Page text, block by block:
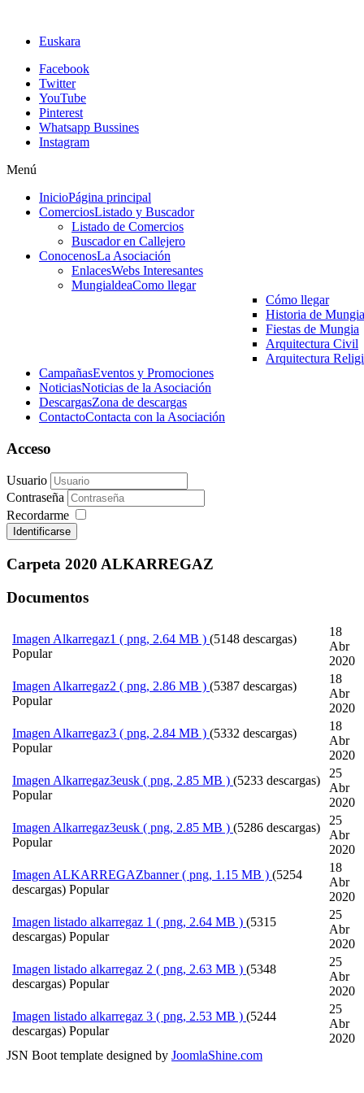
Euskara
Facebook
Twitter
YouTube
Pinterest
Whatsapp Bussines
Instagram
Menú
InicioPágina principal
ComerciosListado y Buscador
Listado de Comercios
Buscador en Callejero
ConocenosLa Asociación
EnlacesWebs Interesantes
MungialdeaComo llegar
Cómo llegar
Historia de Mungia
Fiestas de Mungia
Arquitectura Civil
Arquitectura
CampañasEventos y Promociones
NoticiasNoticias de la Asociación
DescargasZona de descargas
ContactoContacta con la Asociación
Acceso
Usuario
Contraseña
Recordarme
Identificarse
Carpeta 2020 ALKARREGAZ
Documentos
Imagen Alkarregaz1 ( png, 2.64 MB ) (5148 descargas)
Popular
18
Abr
2020
Imagen Alkarregaz2 ( png, 2.86 MB ) (5387 descargas)
Popular
18
Abr
2020
Imagen Alkarregaz3 ( png, 2.84 MB ) (5332 descargas)
Popular
18
Abr
2020
Imagen Alkarregaz3eusk ( png, 2.85 MB ) (5233 descargas)
Popular
25
Abr
2020
Imagen Alkarregaz3eusk ( png, 2.85 MB ) (5286 descargas)
Popular
25
Abr
2020
Imagen ALKARREGAZbanner ( png, 1.15 MB ) (5254
descargas) Popular
18
Abr
2020
Imagen listado alkarregaz 1 ( png, 2.64 MB ) (5315
descargas) Popular
25
Abr
2020
Imagen listado alkarregaz 2 ( png, 2.63 MB ) (5348
descargas) Popular
25
Abr
2020
Imagen listado alkarregaz 3 ( png, 2.53 MB ) (5244
descargas) Popular
25
Abr
2020
JSN Boot template designed by JoomlaShine.com